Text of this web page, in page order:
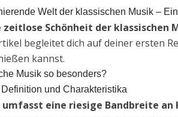
Welt der klassischen Musik –
zeitlose Schönheit der
begleitet dich auf deiner ersten
kannst.
Musik so besonders?
und Charakteristika
umfasst eine riesige Bandbreite